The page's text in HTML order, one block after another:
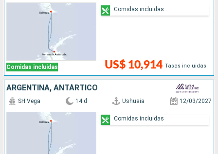
Comidas incluidas US$ 10,914 Tasas incluidas
Comidas incluidas
ARGENTINA, ANTÁRTICO
SH Vega 14 d Ushuaia 12/03/2027
Comidas incluidas